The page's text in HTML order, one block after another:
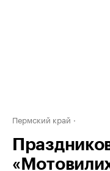
Пермский край